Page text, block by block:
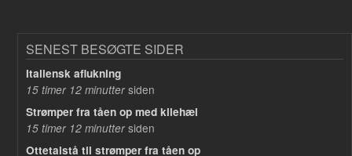
SENEST BESØGTE SIDER
Italiensk aflukning
15 timer 12 minuttersiden
Strømper fra tåen op med kilehæl
15 timer 12 minuttersiden
Ottetalstå til strømper fra tåen op